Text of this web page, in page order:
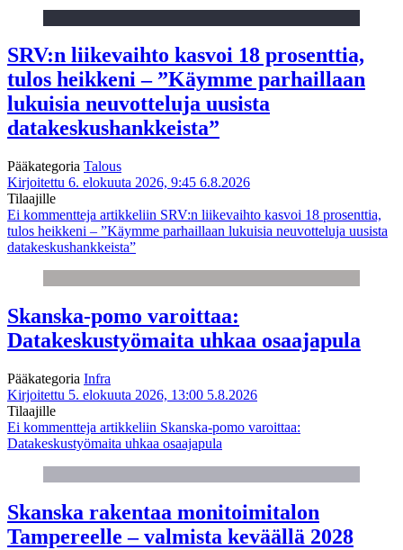
SRV:n liikevaihto kasvoi 18 prosenttia,
tulos heikkeni – ”Käymme parhaillaan
lukuisia neuvotteluja uusista
datakeskushankkeista”
Pääkategoria Talous
Kirjoitettu 6. elokuuta 2026, 9:45 6.8.2026
Tilaajille
Ei kommentteja artikkeliin SRV:n liikevaihto kasvoi 18 prosenttia,
tulos heikkeni – ”Käymme parhaillaan lukuisia neuvotteluja uusista
datakeskushankkeista”
Skanska-pomo varoittaa:
Datakeskustyömaita uhkaa osaajapula
Pääkategoria Infra
Kirjoitettu 5. elokuuta 2026, 13:00 5.8.2026
Tilaajille
Ei kommentteja artikkeliin Skanska-pomo varoittaa:
Datakeskustyömaita uhkaa osaajapula
Skanska rakentaa monitoimitalon
Tampereelle – valmista keväällä 2028